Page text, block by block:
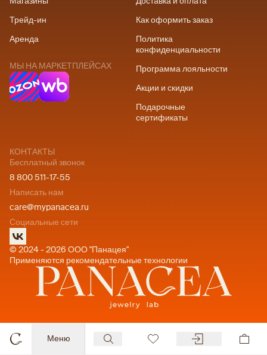
Меню
Трейд-ин
Аренда
МЫ НА МАРКЕТПЛЕЙСАХ
Как оформить заказ
Политика
конфиденциальности
Программа лояльности
Акции и скидки
Подарочные
сертификаты
КОНТАКТЫ
Бесплатный звонок
8 800 511-17-55
Написать нам
care@mypanacea.ru
Социальные сети
© 2024 - 2026 ООО "Панацея"
Применяются рекомендательные технологии